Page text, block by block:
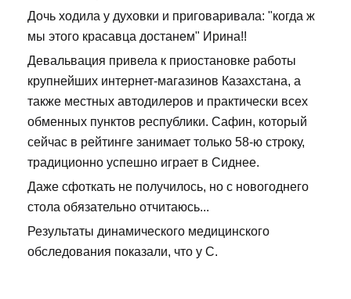
Дочь ходила у духовки и приговаривала: "когда ж
мы этого красавца достанем" Ирина!!
Девальвация привела к приостановке работы
крупнейших интернет-магазинов Казахстана, а
также местных автодилеров и практически всех
обменных пунктов республики. Сафин, который
сейчас в рейтинге занимает только 58-ю строку,
традиционно успешно играет в Сиднее.
Даже сфоткать не получилось, но с новогоднего
стола обязательно отчитаюсь...
Результаты динамического медицинского
обследования показали, что у С.